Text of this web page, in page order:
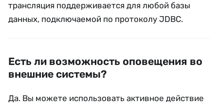
трансляция поддерживается для любой базы
данных, подключаемой по протоколу JDBC.
Есть ли возможность оповещения во
внешние системы?
Да. Вы можете использовать активное действие